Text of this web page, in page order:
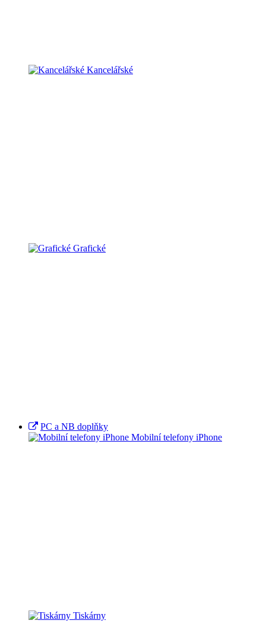
Kancelářské
Grafické
PC a NB doplňky
Mobilní telefony iPhone
Tiskárny